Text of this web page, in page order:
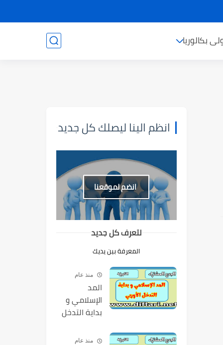
بكالوريا
انظم الينا ليصلك كل جديد
انضم لموقعنا
لتعرف كل جديد
المعرفة بين يديك
منذ عام
المد
الإسلامي و
بداية التدخل
منذ عام